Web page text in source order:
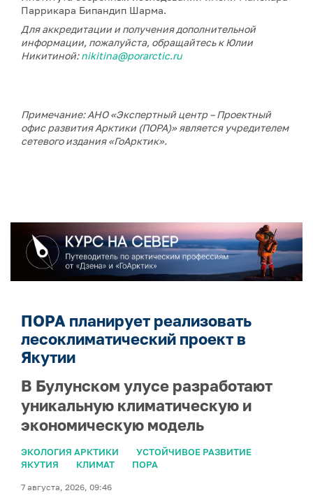
Паррикара Бипандип Шарма.
Для аккредитации и получения дополнительной
информации, пожалуйста, обращайтесь к Юлии
Никитиной:nikitina@porarctic.ru
Примечание: АНО «Экспертный центр – Проектный
офис развития Арктики (ПОРА)» является учредителем
сетевого издания «ГоАрктик».
ПОРА планирует реализовать
лесоклиматический проект в
Якутии
В Булунском улусе разработают
уникальную климатическую и
экономическую модель
ЭКОЛОГИЯ АРКТИКИ
УСТОЙЧИВОЕ РАЗВИТИЕ
ЯКУТИЯ
КЛИМАТ ПОРА
7 августа, 2026, 09:46